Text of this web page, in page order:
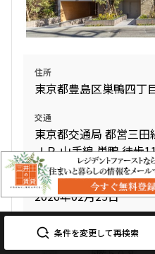
条件を変更して再検索
0120-
1DK25.05㎡
三井の賃貸 駅
賃料改定
10階１００５
175,000円
1.0ヶ月
住所
東京都豊島区巣鴨四丁
交通
東京都交通局 都営三田
ＪＲ 山手線 巣鴨 徒歩
竣工日
2026年02月25日